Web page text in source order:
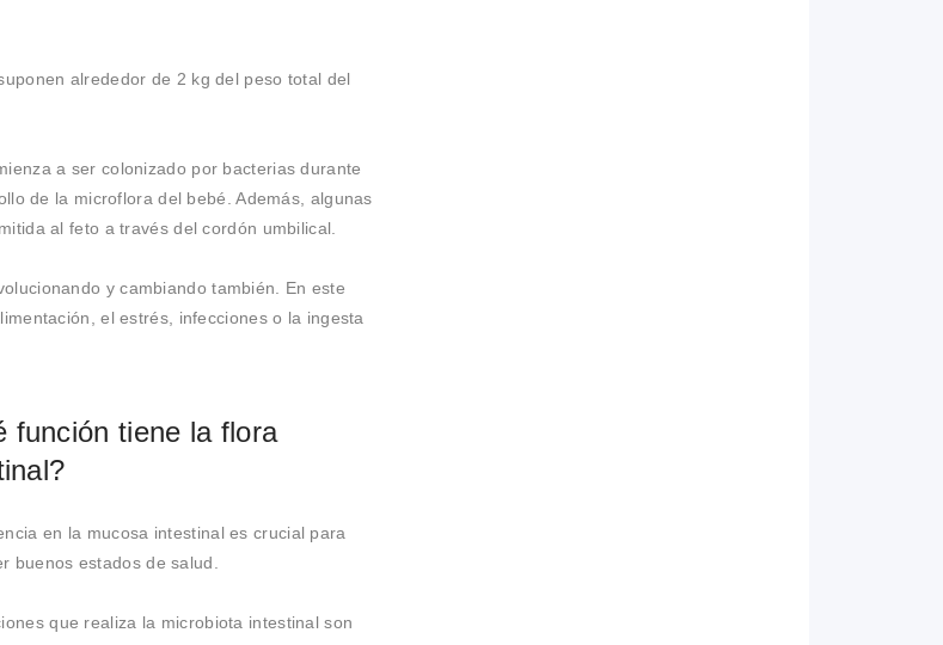
alrededor de 2 kg del peso total del
a ser colonizado por bacterias durante
de la microflora del bebé. Además, algunas
al feto a través del cordón umbilical.
y cambiando también. En este
el estrés, infecciones o la ingesta
función tiene la flora
en la mucosa intestinal es crucial para
buenos estados de salud.
que realiza la microbiota intestinal son